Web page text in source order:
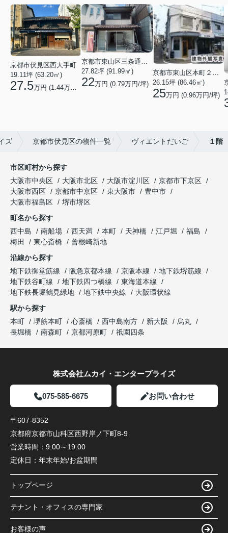
京都市伏見区西大手町
19.11坪 (63.20㎡)
27.5万円 (1.44万円/坪)
27.82坪 (91.99㎡)
22万円 (0.79万円/坪) 26.15坪 (86.46㎡)
25万円 (0.96万円/坪)
ズ 京都市伏見区の物件一覧 ヴィエントだいご １階
市区町村から探す
大阪市中央区
大阪市北区 大阪市淀川区
京都市下京区
大阪市西区
京都市中京区 東大阪市
豊中市
大阪市福島区
堺市堺区
町名から探す
西中島
南船場 西天満 本町 天神橋 江戸堀
福島
梅田
東心斎橋
曾根崎新地
沿線から探す
地下鉄御堂筋線
阪急京都本線 京阪本線
地下鉄堺筋線
地下鉄谷町線
地下鉄四つ橋線
東海道本線
地下鉄長堀鶴見緑地
地下鉄中央線
大阪環状線
駅から探す
本町
堺筋本町 心斎橋 西中島南方 新大阪
烏丸
長堀橋
南森町 京都河原町 祇園四条
株式会社ムカイ・エンタープライズ
075-585-6675 お問い合わせ
〒607-8352
京都府京都市山科区西野岸ノ下町8-9
営業時間： 9:00～19:00
定休日： 年末年始/お盆期間
トップページ
テナント・オフィスの専門家
お客様の声